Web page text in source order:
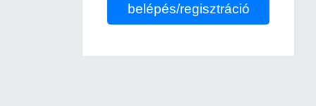
belépés/regisztráció